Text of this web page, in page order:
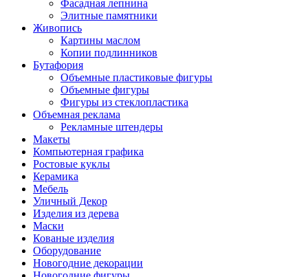
Фасадная лепнина
Элитные памятники
Живопись
Картины маслом
Копии подлинников
Бутафория
Объемные пластиковые фигуры
Объемные фигуры
Фигуры из стеклопластика
Объемная реклама
Рекламные штендеры
Макеты
Компьютерная графика
Ростовые куклы
Керамика
Мебель
Уличный Декор
Изделия из дерева
Маски
Кованые изделия
Оборудование
Новогодние декорации